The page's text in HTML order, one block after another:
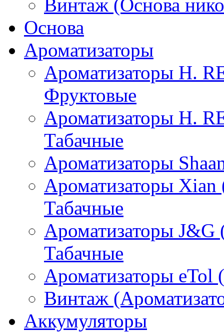
Винтаж (Основа
Основа
Ароматизаторы
Ароматизаторы H.
Фруктовые
Ароматизаторы H.
Табачные
Ароматизаторы
Ароматизаторы
Табачные
Ароматизаторы
Табачные
Ароматизаторы eTol
Винтаж
Аккумуляторы